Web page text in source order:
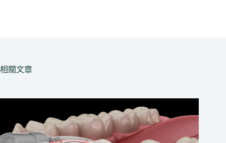
相關文章